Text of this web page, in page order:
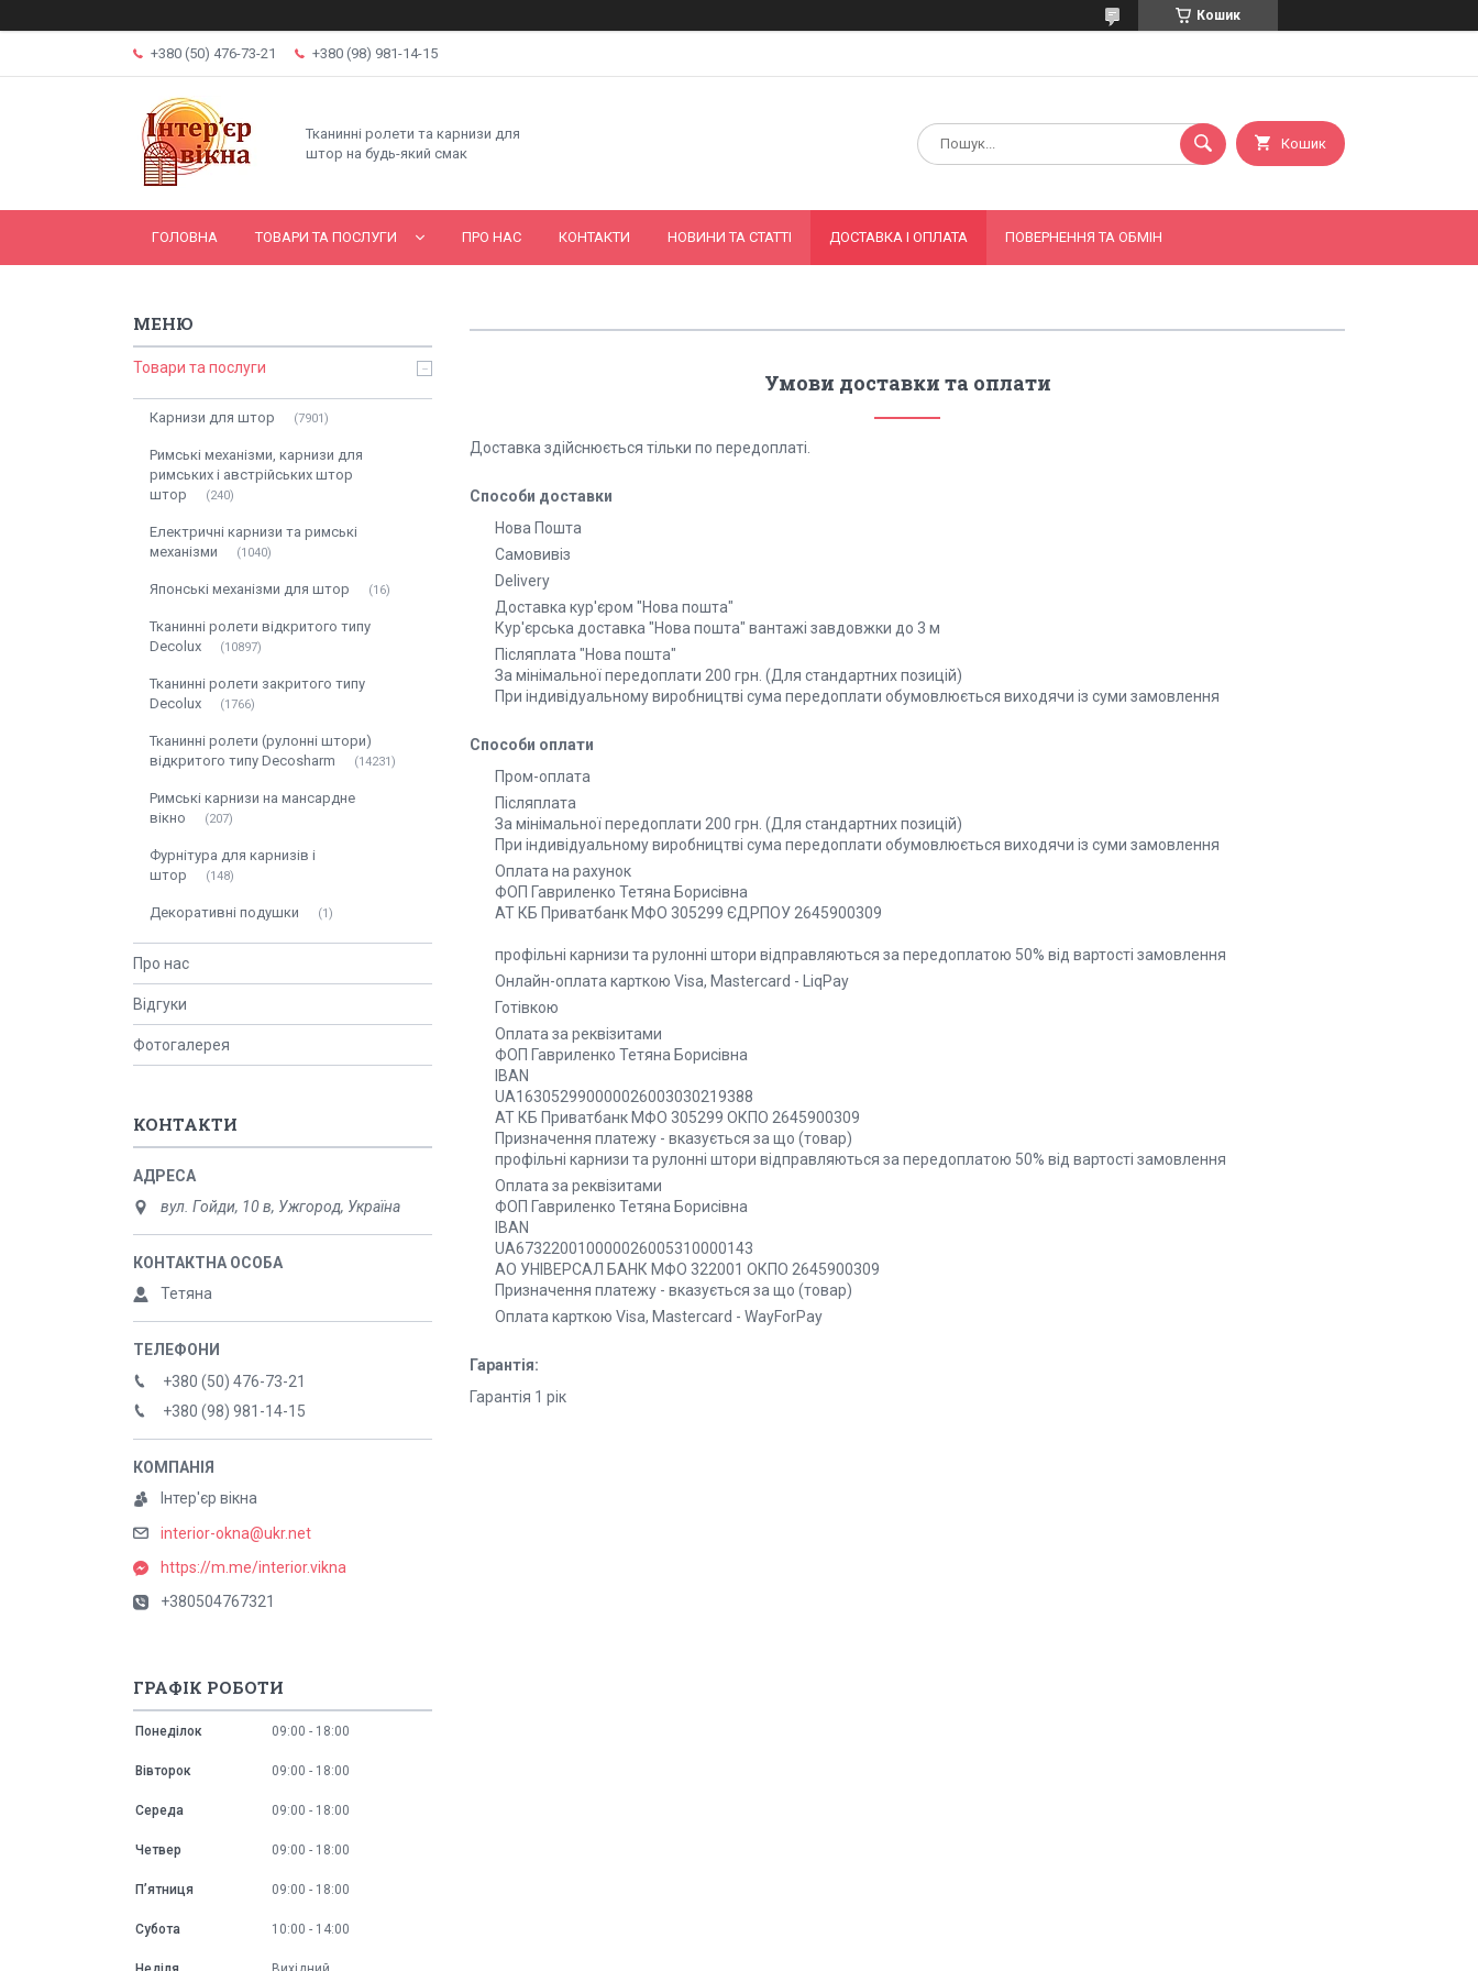
Кошик
+380 (50) 476-73-21 +380 (98) 981-14-15
Тканинні ролети та карнизи для
штор на будь-який смак
Кошик
ГОЛОВНА ТОВАРИ ТА ПОСЛУГИ ПРО НАС КОНТАКТИ НОВИНИ ТА СТАТТІ ДОСТАВКА І ОПЛАТА ПОВЕРНЕННЯ ТА ОБМІН
Умови доставки та оплати
Доставка здійснюється тільки по передоплаті.
Способи доставки
Нова Пошта
Самовивіз
Delivery
Доставка кур'єром "Нова пошта"
Кур'єрська доставка "Нова пошта" вантажі завдовжки до 3 м
Післяплата "Нова пошта"
За мінімальної передоплати 200 грн. (Для стандартних позицій)
При індивідуальному виробництві сума передоплати обумовлюється виходячи із суми замовлення
Способи оплати
Пром-оплата
Післяплата
За мінімальної передоплати 200 грн. (Для стандартних позицій)
При індивідуальному виробництві сума передоплати обумовлюється виходячи із суми замовлення
Оплата на рахунок
ФОП Гавриленко Тетяна Борисівна
АТ КБ Приватбанк МФО 305299 ЄДРПОУ 2645900309
профільні карнизи та рулонні штори відправляються за передоплатою 50% від вартості замовлення
Онлайн-оплата карткою Visa, Mastercard - LiqPay
Готівкою
Оплата за реквізитами
ФОП Гавриленко Тетяна Борисівна
IBAN
UA163052990000026003030219388
АТ КБ Приватбанк МФО 305299 ОКПО 2645900309
Призначення платежу - вказується за що (товар)
профільні карнизи та рулонні штори відправляються за передоплатою 50% від вартості замовлення
Оплата за реквізитами
ФОП Гавриленко Тетяна Борисівна
IBAN
UA673220010000026005310000143
АО УНІВЕРСАЛ БАНК МФО 322001 ОКПО 2645900309
Призначення платежу - вказується за що (товар)
Оплата карткою Visa, Mastercard - WayForPay
Гарантія:
Гарантія 1 рік
Товари та послуги
Карнизи для штор 7901
Римські механізми, карнизи для
римських і австрійських штор
штор
240
Електричні карнизи та римські
механізми
1040
Японські механізми для штор 16
Тканинні ролети відкритого типу
Decolux
10897
Тканинні ролети закритого типу
Decolux
1766
Тканинні ролети (рулонні штори)
відкритого типу Decosharm
14231
Римські карнизи на мансардне
вікно
207
Фурнітура для карнизів і
штор
148
Декоративні подушки 1
Про нас
Відгуки
Фотогалерея
КОНТАКТИ
вул. Гойди, 10 в, Ужгород, Україна
Тетяна
+380 (50) 476-73-21
+380 (98) 981-14-15
Інтер'єр вікна
interior-okna@ukr.net
https://m.me/interior.vikna
+380504767321
ГРАФІК РОБОТИ
Понеділок 09:00 18:00
Вівторок 09:00 18:00
Середа 09:00 18:00
Четвер 09:00 18:00
Пʼятниця 09:00 18:00
Субота 10:00 14:00